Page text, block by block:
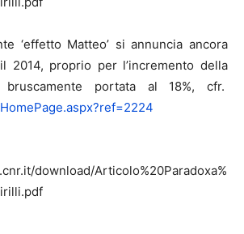
‘effetto Matteo’ si annuncia ancora
2014, proprio per l’incremento della
bruscamente portata al 18%, cfr.
download/Articolo%20Paradoxa%